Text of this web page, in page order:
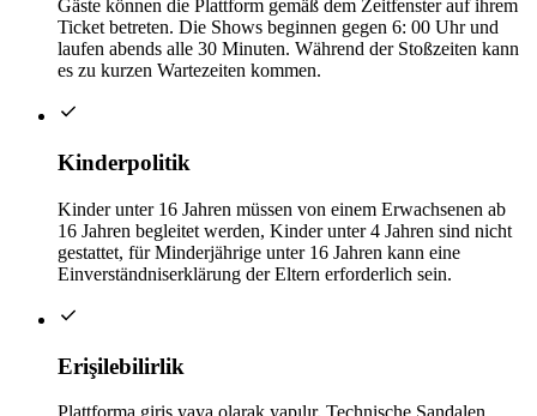
Gäste können die Plattform gemäß dem Zeitfenster auf ihrem
Ticket betreten. Die Shows beginnen gegen 6: 00 Uhr und
laufen abends alle 30 Minuten. Während der Stoßzeiten kann
es zu kurzen Wartezeiten kommen.
Kinderpolitik
Kinder unter 16 Jahren müssen von einem Erwachsenen ab
16 Jahren begleitet werden, Kinder unter 4 Jahren sind nicht
gestattet, für Minderjährige unter 16 Jahren kann eine
Einverständniserklärung der Eltern erforderlich sein.
Erişilebilirlik